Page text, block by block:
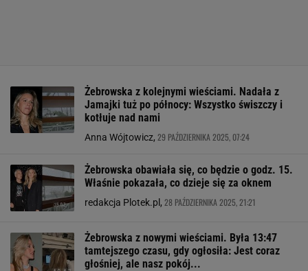
Żebrowska z kolejnymi wieściami. Nadała z
Jamajki tuż po północy: Wszystko świszczy i
kotłuje nad nami
Anna Wójtowicz, 29 PAŹDZIERNIKA 2025, 07:24
Żebrowska obawiała się, co będzie o godz. 15.
Właśnie pokazała, co dzieje się za oknem
redakcja Plotek.pl, 28 PAŹDZIERNIKA 2025, 21:21
Żebrowska z nowymi wieściami. Była 13:47
tamtejszego czasu, gdy ogłosiła: Jest coraz
głośniej, ale nasz pokój...